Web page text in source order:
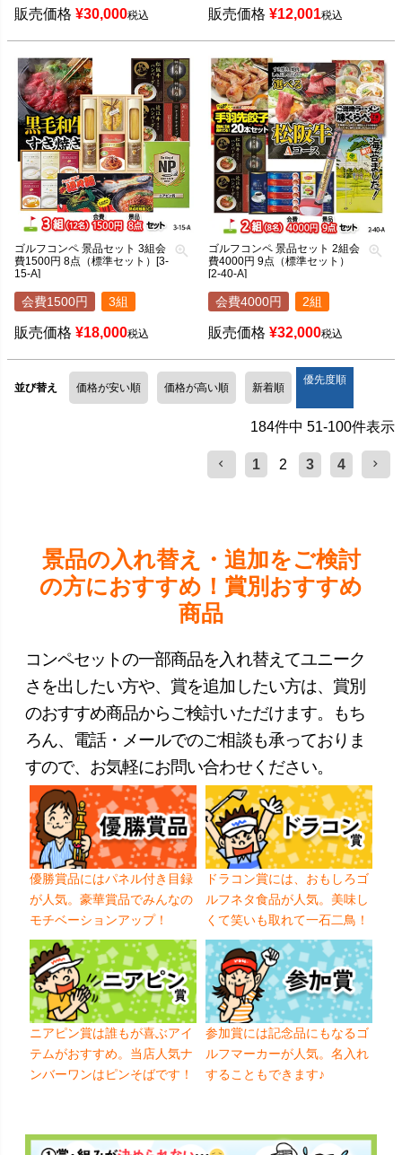
販売価格 ¥30,000税込 販売価格 ¥12,001税込
ゴルフコンペ 景品セット 3組会
費1500円 8点（標準セット）[3-
15-A]
会費1500円 3組
販売価格 ¥18,000税込
ゴルフコンペ 景品セット 2組会
費4000円 9点（標準セット）
[2-40-A]
会費4000円 2組
販売価格 ¥32,000税込
並び替え 価格が安い順 価格が高い順 新着順
優先度順
184件中 51-100件表示
1 2 3 4
景品の入れ替え・追加をご検討
の方におすすめ！賞別おすすめ
商品
コンペセットの一部商品を入れ替えてユニーク
さを出したい方や、賞を追加したい方は、賞別
のおすすめ商品からご検討いただけます。もち
ろん、電話・メールでのご相談も承っておりま
すので、お気軽にお問い合わせください。
優勝賞品にはパネル付き目録
が人気。豪華賞品でみんなの
モチベーションアップ！
ドラコン賞には、おもしろゴ
ルフネタ食品が人気。美味し
くて笑いも取れて一石二鳥！
ニアピン賞は誰もが喜ぶアイ
テムがおすすめ。当店人気ナ
ンバーワンはピンそばです！
参加賞には記念品にもなるゴ
ルフマーカーが人気。名入れ
することもできます♪